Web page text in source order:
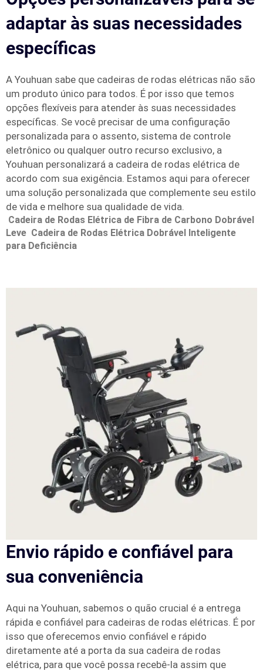
adaptar às suas necessidades
específicas
A Youhuan sabe que cadeiras de rodas elétricas não são
um produto único para todos. É por isso que temos
opções flexíveis para atender às suas necessidades
específicas. Se você precisar de uma configuração
personalizada para o assento, sistema de controle
eletrônico ou qualquer outro recurso exclusivo, a
Youhuan personalizará a cadeira de rodas elétrica de
acordo com sua exigência. Estamos aqui para oferecer
uma solução personalizada que complemente seu estilo
de vida e melhore sua qualidade de vida.
Cadeira de Rodas Elétrica de Fibra de Carbono Dobrável
Leve Cadeira de Rodas Elétrica Dobrável Inteligente
para Deficiência
Envio rápido e confiável para
sua conveniência
Aqui na Youhuan, sabemos o quão crucial é a entrega
rápida e confiável para cadeiras de rodas elétricas. É por
isso que oferecemos envio confiável e rápido
diretamente até a porta da sua cadeira de rodas
elétrica, para que você possa recebê-la assim que